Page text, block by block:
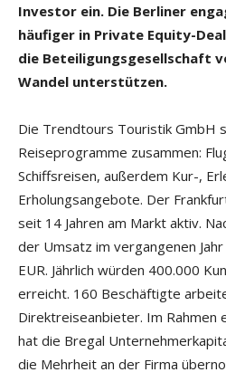
Investor ein. Die Berliner
häufiger in Private Equity-
die Beteiligungsgesellschaft
Wandel unterstützen.
Die Trendtours Touristik GmbH
Reiseprogramme zusammen:
Schiffsreisen, außerdem Kur-,
Erholungsangebote. Der
seit 14 Jahren am Markt aktiv.
der Umsatz im vergangenen
EUR. Jährlich würden 400.000
erreicht. 160 Beschäftigte
Direktreiseanbieter. Im Rahmen
hat die Bregal
die Mehrheit an der Firma